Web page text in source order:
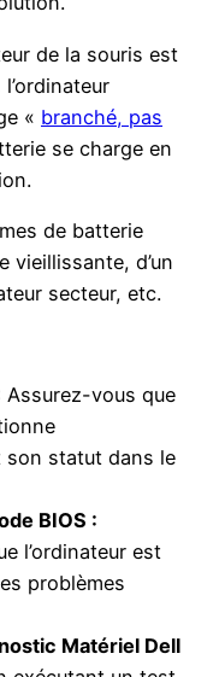
de la souris est
« branché, pas
se charge en
de batterie
vieillissante, d’un
secteur, etc.
Assurez-vous que
son statut dans le
BIOS :
l’ordinateur est
problèmes
Matériel Dell